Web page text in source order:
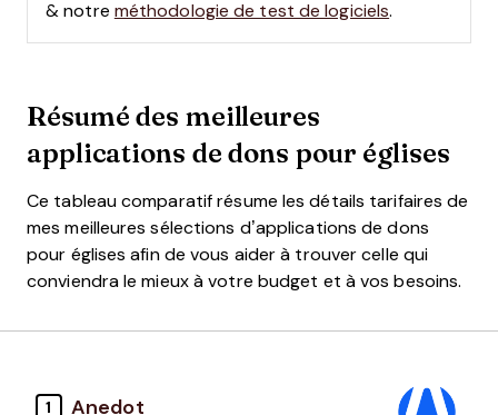
& notre méthodologie de test de logiciels.
Résumé des meilleures
applications de dons pour églises
Ce tableau comparatif résume les détails tarifaires de
mes meilleures sélections d’applications de dons
pour églises afin de vous aider à trouver celle qui
conviendra le mieux à votre budget et à vos besoins.
1 Anedot